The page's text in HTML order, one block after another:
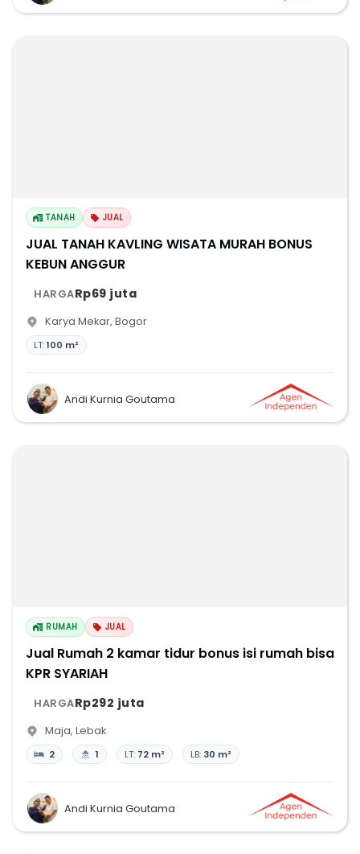
TANAH JUAL
JUAL TANAH KAVLING WISATA MURAH BONUS
KEBUN ANGGUR
HARGARp69 juta
Karya Mekar, Bogor
LT:100 m²
Andi Kurnia Goutama
RUMAH JUAL
Jual Rumah 2 kamar tidur bonus isi rumah bisa
KPR SYARIAH
HARGARp292 juta
Maja, Lebak
2 1 LT: 72 m² LB: 30 m²
Andi Kurnia Goutama